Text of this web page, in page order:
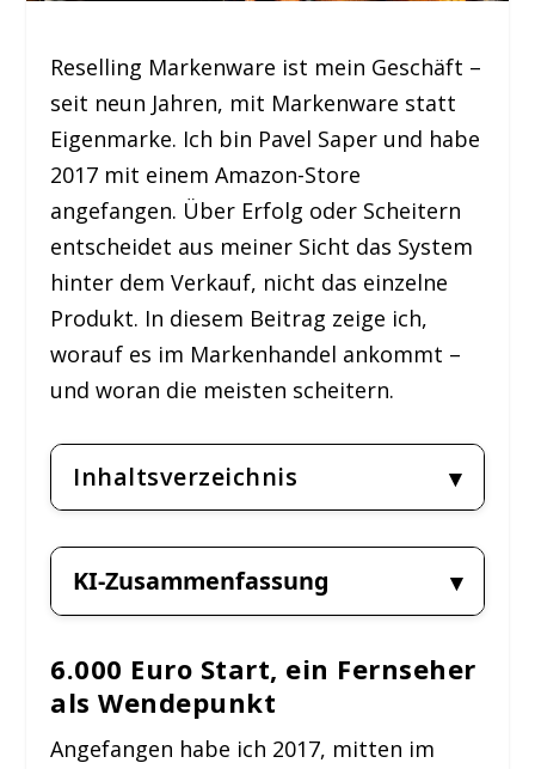
Reselling Markenware ist mein Geschäft –
seit neun Jahren, mit Markenware statt
Eigenmarke. Ich bin Pavel Saper und habe
2017 mit einem Amazon-Store
angefangen. Über Erfolg oder Scheitern
entscheidet aus meiner Sicht das System
hinter dem Verkauf, nicht das einzelne
Produkt. In diesem Beitrag zeige ich,
worauf es im Markenhandel ankommt –
und woran die meisten scheitern.
Inhaltsverzeichnis
KI-Zusammenfassung
6.000 Euro Start, ein Fernseher
als Wendepunkt
Angefangen habe ich 2017, mitten im